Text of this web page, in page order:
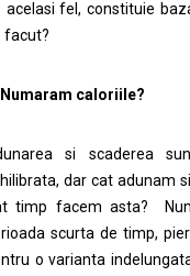
acelasi fel, constituie
facut?
caloriile?
si scaderea
dar cat adunam
timp facem asta?
scurta de timp,
o varianta